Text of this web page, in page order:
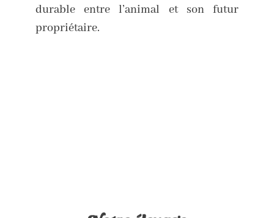
durable entre l’animal et son futur
propriétaire.